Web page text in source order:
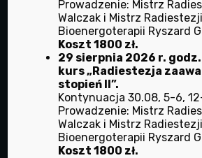
BIOENERGOTERAPIA
DIETETYKA
DOTYK DLA ZDROWIA
RADIESTEZJA
TERAPIE ANIELSKIE
TERAPIE MANUALNE
Prowadzenie: Mistrz
Walczak i Mistrz
Bioenergoterapii Ryszard
Koszt 1800 zł.
29 sierpnia 2026 r.
kurs „Radiestezja
stopień II”.
Kontynuacja 30.08, 5-6,
Prowadzenie: Mistrz
Walczak i Mistrz
Bioenergoterapii Ryszard
Koszt 1800 zł.